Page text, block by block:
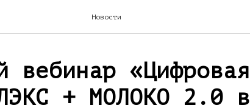
Новости
вебинар «Цифровая
+ МОЛОКО 2.0 в